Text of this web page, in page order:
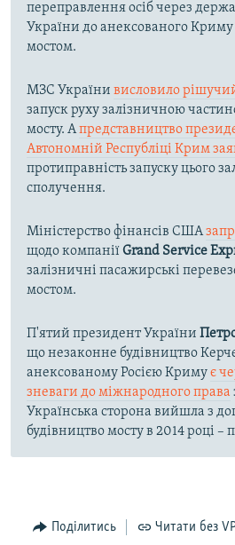
переправлення осіб через
України до анексованого
мостом.
МЗС України висловило
запуск руху залізничною
мосту. Апредставництво
Автономній Республіці Крим
протиправність запуску цього
сполучення.
Міністерство фінансів США
щодо компаніїGrand Service
залізничні пасажирські
мостом.
П'ятий президент України
що незаконне будівництво
анексованому Росією Кримує
зневаги до міжнародного права
Українська сторона вийшла з
будівництво мосту в 2014 році –
Поділитись Читати без